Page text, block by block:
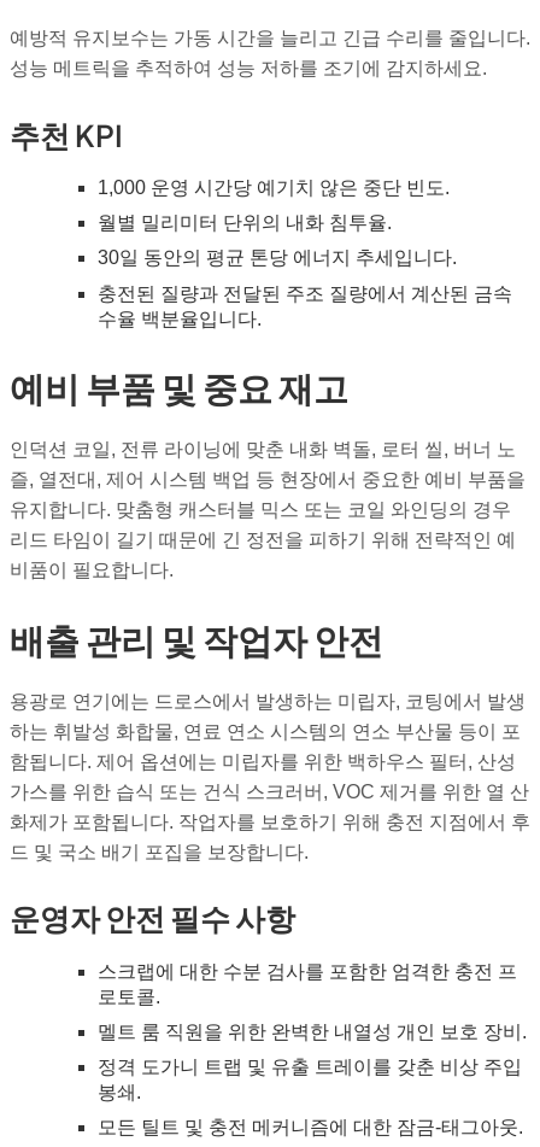
예방적 유지보수는 가동 시간을 늘리고 긴급 수리를 줄입니다.
성능 메트릭을 추적하여 성능 저하를 조기에 감지하세요.
추천 KPI
1,000 운영 시간당 예기치 않은 중단 빈도.
월별 밀리미터 단위의 내화 침투율.
30일 동안의 평균 톤당 에너지 추세입니다.
충전된 질량과 전달된 주조 질량에서 계산된 금속
수율 백분율입니다.
예비 부품 및 중요 재고
인덕션 코일, 전류 라이닝에 맞춘 내화 벽돌, 로터 씰, 버너 노
즐, 열전대, 제어 시스템 백업 등 현장에서 중요한 예비 부품을
유지합니다. 맞춤형 캐스터블 믹스 또는 코일 와인딩의 경우
리드 타임이 길기 때문에 긴 정전을 피하기 위해 전략적인 예
비품이 필요합니다.
배출 관리 및 작업자 안전
용광로 연기에는 드로스에서 발생하는 미립자, 코팅에서 발생
하는 휘발성 화합물, 연료 연소 시스템의 연소 부산물 등이 포
함됩니다. 제어 옵션에는 미립자를 위한 백하우스 필터, 산성
가스를 위한 습식 또는 건식 스크러버, VOC 제거를 위한 열 산
화제가 포함됩니다. 작업자를 보호하기 위해 충전 지점에서 후
드 및 국소 배기 포집을 보장합니다.
운영자 안전 필수 사항
스크랩에 대한 수분 검사를 포함한 엄격한 충전 프
로토콜.
멜트 룸 직원을 위한 완벽한 내열성 개인 보호 장비.
정격 도가니 트랩 및 유출 트레이를 갖춘 비상 주입
봉쇄.
모든 틸트 및 충전 메커니즘에 대한 잠금-태그아웃.